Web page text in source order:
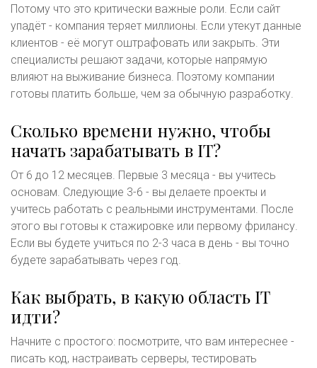
Потому что это критически важные роли. Если сайт
упадёт - компания теряет миллионы. Если утекут данные
клиентов - её могут оштрафовать или закрыть. Эти
специалисты решают задачи, которые напрямую
влияют на выживание бизнеса. Поэтому компании
готовы платить больше, чем за обычную разработку.
Сколько времени нужно, чтобы
начать зарабатывать в IT?
От 6 до 12 месяцев. Первые 3 месяца - вы учитесь
основам. Следующие 3-6 - вы делаете проекты и
учитесь работать с реальными инструментами. После
этого вы готовы к стажировке или первому фрилансу.
Если вы будете учиться по 2-3 часа в день - вы точно
будете зарабатывать через год.
Как выбрать, в какую область IT
идти?
Начните с простого: посмотрите, что вам интереснее -
писать код, настраивать серверы, тестировать